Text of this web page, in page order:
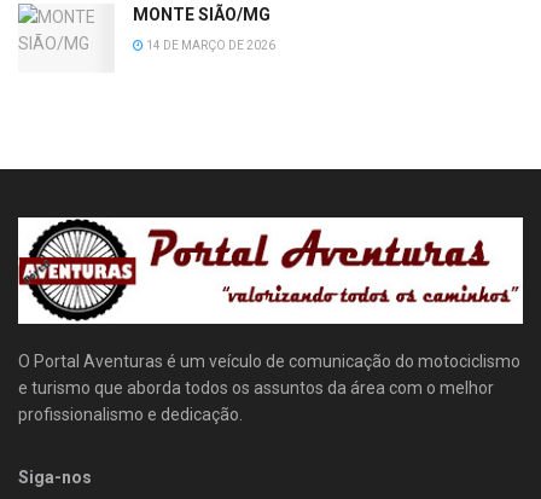
MONTE SIÃO/MG
14 DE MARÇO DE 2026
O Portal Aventuras é um veículo de comunicação do motociclismo
e turismo que aborda todos os assuntos da área com o melhor
profissionalismo e dedicação.
Siga-nos